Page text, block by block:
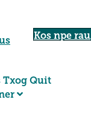
Kos npe rau
Txog Quit